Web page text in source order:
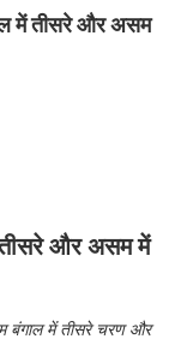
में तीसरे और असम
तीसरे और असम में
बंगाल में तीसरे चरण और